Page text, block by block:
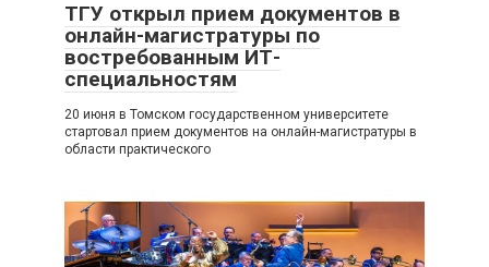
ТГУ открыл прием документов в
онлайн-магистратуры по
востребованным ИТ-
специальностям
20 июня в Томском государственном университете
стартовал прием документов на онлайн-магистратуры в
области практического